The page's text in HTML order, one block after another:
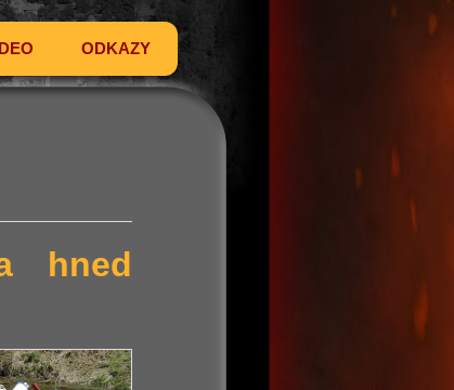
ODKAZY
hned